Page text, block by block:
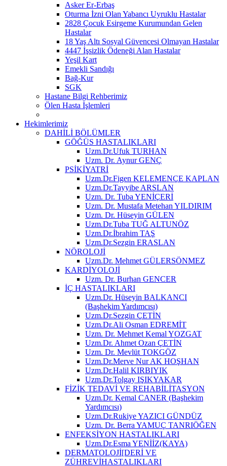
Asker Er-Erbaş
Oturma İzni Olan Yabancı Uyruklu Hastalar
2828 Çocuk Esirgeme Kurumundan Gelen
Hastalar
18 Yaş Altı Sosyal Güvencesi Olmayan Hastalar
4447 İşsizlik Ödeneği Alan Hastalar
Yeşil Kart
Emekli Sandığı
Bağ-Kur
SGK
Hastane Bilgi Rehberimiz
Ölen Hasta İşlemleri
Hekimlerimiz
DAHİLİ BÖLÜMLER
GÖĞÜS HASTALIKLARI
Uzm.Dr.Ufuk TURHAN
Uzm. Dr. Aynur GENÇ
PSİKİYATRİ
Uzm.Dr.Figen KELEMENÇE KAPLAN
Uzm.Dr.Tayyibe ARSLAN
Uzm. Dr. Tuba YENİÇERİ
Uzm. Dr. Mustafa Metehan YILDIRIM
Uzm. Dr. Hüseyin GÜLEN
Uzm.Dr.Tuba TUĞ ALTUNÖZ
Uzm.Dr.İbrahim TAŞ
Uzm.Dr.Sezgin ERASLAN
NÖROLOJİ
Uzm.Dr. Mehmet GÜLERSÖNMEZ
KARDİYOLOJİ
Uzm. Dr. Burhan GENCER
İÇ HASTALIKLARI
Uzm.Dr. Hüseyin BALKANCI
(Başhekim Yardımcısı)
Uzm.Dr.Sezgin ÇETİN
Uzm.Dr.Ali Osman EDREMİT
Uzm. Dr. Mehmet Kemal YOZGAT
Uzm.Dr. Ahmet Ozan ÇETİN
Uzm. Dr. Mevlüt TOKGÖZ
Uzm.Dr.Merve Nur AK HOŞHAN
Uzm.Dr.Halil KIRBIYIK
Uzm.Dr.Tolgay IŞIKYAKAR
FİZİK TEDAVİ VE REHABİLİTASYON
Uzm.Dr. Kemal CANER (Başhekim
Yardımcısı)
Uzm.Dr.Rukiye YAZICI GÜNDÜZ
Uzm. Dr. Berra YAMUÇ TANRIÖĞEN
ENFEKSİYON HASTALIKLARI
Uzm.Dr.Esma YENİİZ(KAYA)
DERMATOLOJİ[DERİ VE
ZÜHREVİHASTALIKLARI